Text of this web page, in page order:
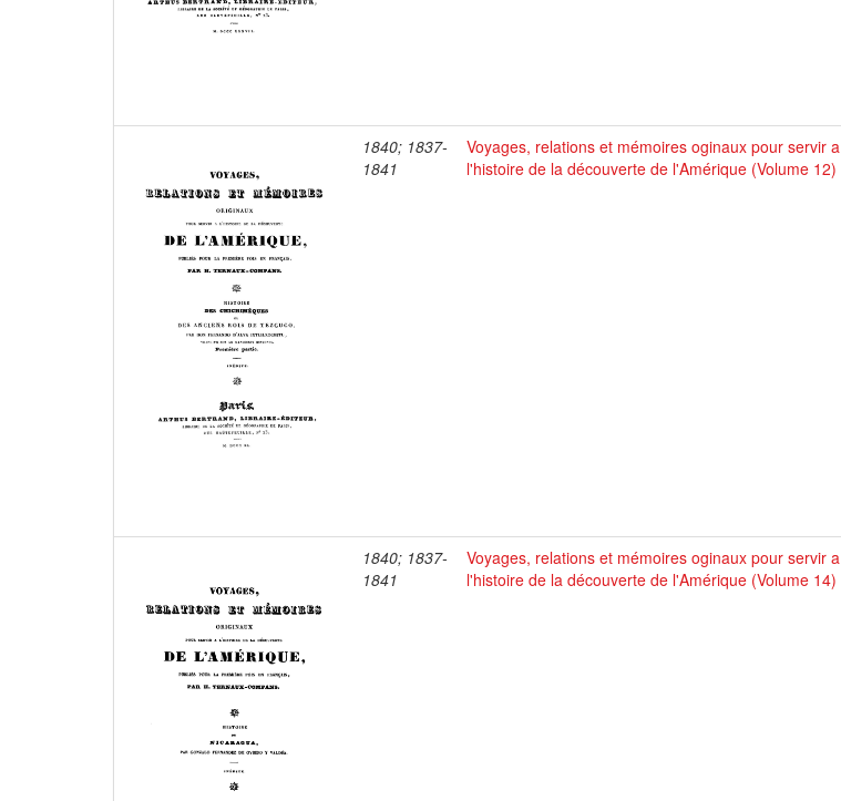
1840; 1837-
1841
Voyages, relations et mémoires oginaux pour servir a
l'histoire de la découverte de l'Amérique (Volume 12)
1840; 1837-
1841
Voyages, relations et mémoires oginaux pour servir a
l'histoire de la découverte de l'Amérique (Volume 14)